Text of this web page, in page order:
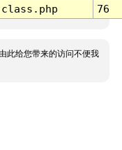
76
此给您带来的访问不便我